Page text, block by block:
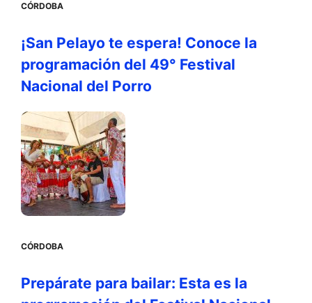
CÓRDOBA
¡San Pelayo te espera! Conoce la
programación del 49° Festival
Nacional del Porro
CÓRDOBA
Prepárate para bailar: Esta es la